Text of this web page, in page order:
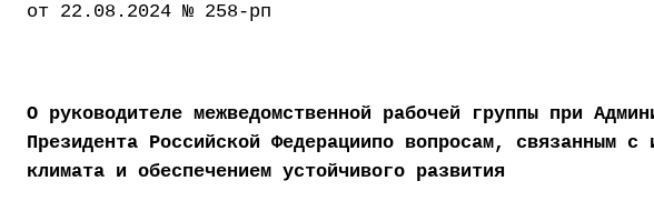
от 22.08.2024 № 258-рп
О руководителе межведомственной рабочей группы при
Президента Российской Федерациипо вопросам, связанным с
климата и обеспечением устойчивого развития